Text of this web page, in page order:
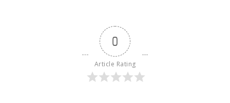
0
Article Rating